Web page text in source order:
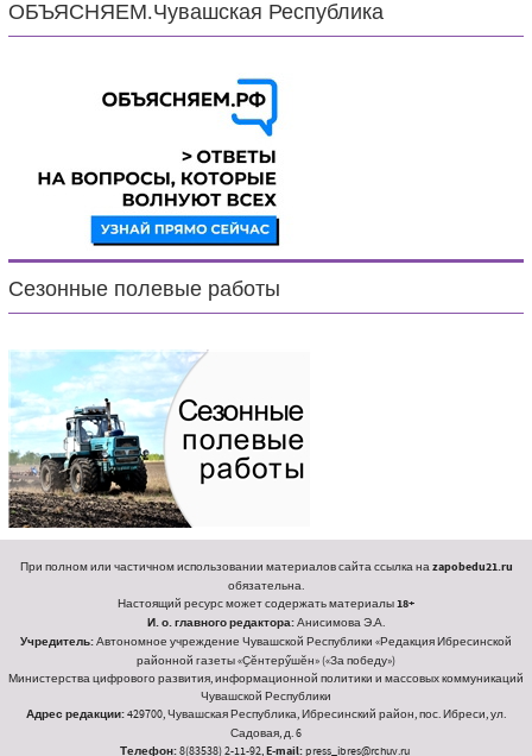
ОБЪЯСНЯЕМ.Чувашская Республика
Сезонные полевые работы
При полном или частичном использовании материалов сайта ссылка наzapobedu21.ru
обязательна.
Настоящий ресурс может содержать материалы18+
И. о. главного редактора:Анисимова Э.А.
Учредитель:Автономное учреждение Чувашской Республики «Редакция Ибресинской
районной газеты «Ҫӗнтерӳшӗн» («За победу»)
Министерства цифрового развития, информационной политики и массовых коммуникаций
Чувашской Республики
Адрес редакции:429700, Чувашская Республика, Ибресинский район, пос. Ибреси, ул.
Садовая, д. 6
Телефон:8(83538) 2-11-92,E-mail:press_ibres@rchuv.ru